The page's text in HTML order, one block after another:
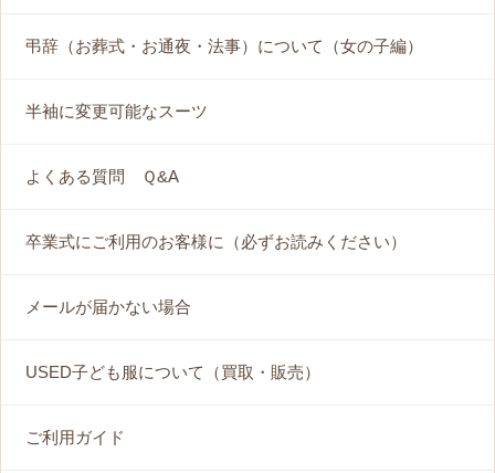
弔辞（お葬式・お通夜・法事）について（女の子編）
半袖に変更可能なスーツ
よくある質問 Ｑ&A
卒業式にご利用のお客様に（必ずお読みください）
メールが届かない場合
USED子ども服について（買取・販売）
ご利用ガイド